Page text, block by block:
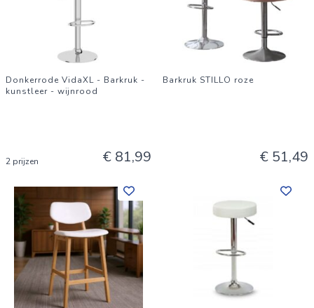
Donkerrode VidaXL - Barkruk -
kunstleer - wijnrood
2 prijzen € 81,99
Barkruk STILLO roze
€ 51,49